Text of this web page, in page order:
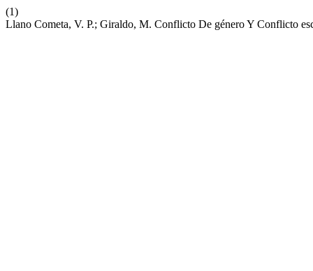
(1)
Llano Cometa, V. P.; Giraldo, M. Conflicto De género Y Conflicto